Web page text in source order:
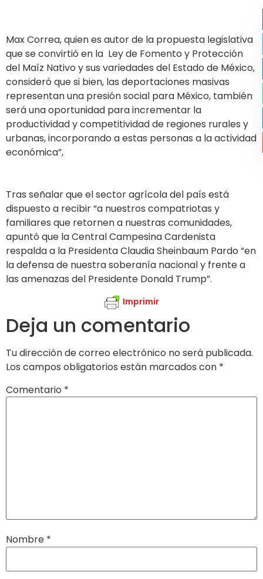
Max Correa, quien es autor de la propuesta legislativa
que se convirtió en la Ley de Fomento y Protección
del Maíz Nativo y sus variedades del Estado de México,
consideró que si bien, las deportaciones masivas
representan una presión social para México, también
será una oportunidad para incrementar la
productividad y competitividad de regiones rurales y
urbanas, incorporando a estas personas a la actividad
económica”,
Tras señalar que el sector agrícola del país está
dispuesto a recibir “a nuestros compatriotas y
familiares que retornen a nuestras comunidades,
apuntó que la Central Campesina Cardenista
respalda a la Presidenta Claudia Sheinbaum Pardo “en
la defensa de nuestra soberanía nacional y frente a
las amenazas del Presidente Donald Trump”.
Imprimir
Deja un comentario
Tu dirección de correo electrónico no será publicada.
Los campos obligatorios están marcados con *
Comentario *
Nombre *